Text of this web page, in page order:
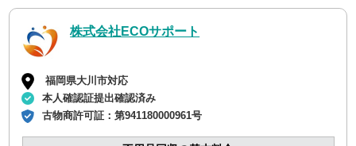
株式会社ECOサポート
福岡県大川市対応
本人確認証提出確認済み
古物商許可証：第941180000961号